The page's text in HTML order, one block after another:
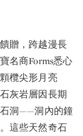
贈，跨越漫長
名商Forms悉心
欖尖形月亮
灰岩層因長期
洞——洞內的鐘
這些天然奇石